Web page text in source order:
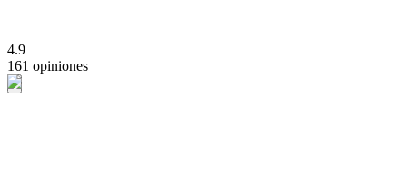
4.9
161 opiniones